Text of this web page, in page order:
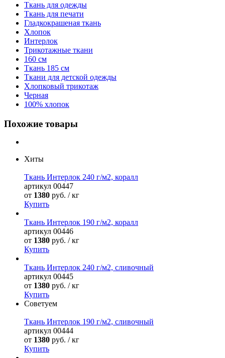
Ткань для одежды
Ткань для печати
Гладкокрашеная ткань
Хлопок
Интерлок
Трикотажные ткани
160 см
Ткань 185 см
Ткани для детской одежды
Хлопковый трикотаж
Черная
100% хлопок
Похожие товары
Хиты
Ткань Интерлок 240 г/м2, коралл
артикул 00447
от 1380 руб. / кг
Купить
Ткань Интерлок 190 г/м2, коралл
артикул 00446
от 1380 руб. / кг
Купить
Ткань Интерлок 240 г/м2, сливочный
артикул 00445
от 1380 руб. / кг
Купить
Советуем
Ткань Интерлок 190 г/м2, сливочный
артикул 00444
от 1380 руб. / кг
Купить